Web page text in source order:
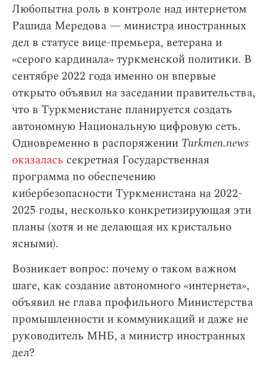
Любопытна роль в контроле над интернетом
Рашида Мередова — министра иностранных
дел в статусе вице-премьера, ветерана и
«серого кардинала» туркменской политики. В
сентябре 2022 года именно он впервые
открыто объявил на заседании правительства,
что в Туркменистане планируется создать
автономную Национальную цифровую сеть.
Одновременно в распоряжении Turkmen.news
оказалась секретная Государственная
программа по обеспечению
кибербезопасности Туркменистана на 2022-
2025 годы, несколько конкретизирующая эти
планы (хотя и не делающая их кристально
ясными).
Возникает вопрос: почему о таком важном
шаге, как создание автономного «интернета»,
объявил не глава профильного Министерства
промышленности и коммуникаций и даже не
руководитель МНБ, а министр иностранных
дел?